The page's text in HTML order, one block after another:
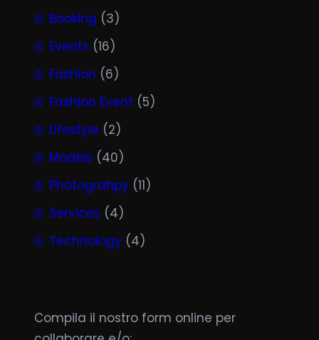
Booking (3)
Events (16)
Fashion (6)
Fashion Event (5)
Lifestyle (2)
Models (40)
Photograhpy (11)
Services (4)
Technology (4)
Compila il nostro form online per